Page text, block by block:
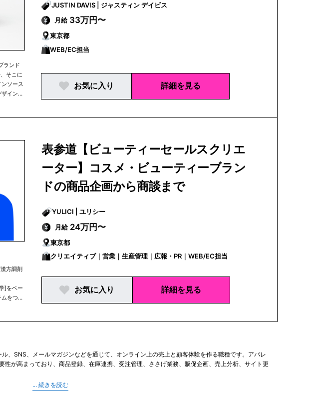
ランド
そこに
ソース
インワ
器に、唯
して軸
レクシ
ていま
、LAハ
、それ
、アー
界観で
トとモ
ョン
持を集
JUSTIN DAVIS | ジャスティン デイビス
月給 33万円〜
東京都
WEB/EC担当
お気に入り 詳細を見る
方調剤
]をベー
をつく
表参道【ビューティーセールスクリエ
ーター】コスメ・ビューティーブラン
ドの商品企画から商談まで
YULICI | ユリシー
月給 24万円〜
東京都
クリエイティブ｜営業｜生産管理｜広報・PR｜WEB/EC担当
お気に入り 詳細を見る
、SNS、メールマガジンなどを通じて、オンライン上の売上と顧客体験を作る職種です。アパレ
が高まっており、商品登録、在庫連携、受注管理、ささげ業務、販促企画、売上分析、サイト更
ジ作成や出荷指示を中心に行う場合もあれば、EC売上計画、広告運用、CRM、メール配信、SNS連
合もあります。ファッション業界では、商品の魅力を写真、採寸、説明文、特集ページで伝える力